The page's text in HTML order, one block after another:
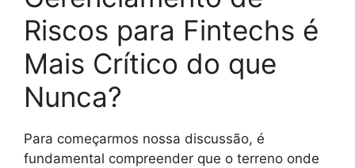
Riscos para Fintechs é
Mais Crítico do que
Nunca?
Para começarmos nossa discussão, é
fundamental compreender que o terreno onde